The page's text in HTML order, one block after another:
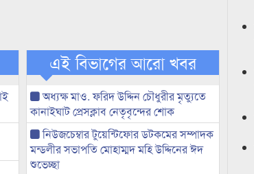
এই বিভাগের আরো খবর
অধ্যক্ষ মাও. ফরিদ উদ্দিন চৌধুরীর মৃত্যুতে
কানাইঘাট প্রেসক্লাব নেতৃবৃন্দের শোক
নিউজচেম্বার টুয়েন্টিফোর ডটকমের সম্পাদক
মন্ডলীর সভাপতি মোহাম্মদ মহি উদ্দিনের ঈদ
শুভেচ্ছা